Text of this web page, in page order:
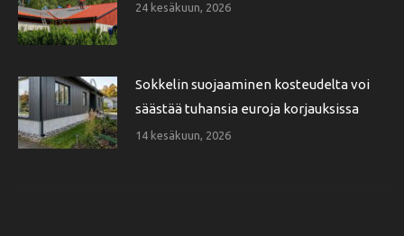
24 kesäkuun, 2026
Sokkelin suojaaminen kosteudelta voi
säästää tuhansia euroja korjauksissa
14 kesäkuun, 2026